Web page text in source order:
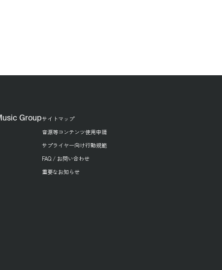
Groupサイトマップ
音源等コンテンツ使用申請
サプライヤー向け行動規範
FAQ / お問い合わせ
重要なお知らせ